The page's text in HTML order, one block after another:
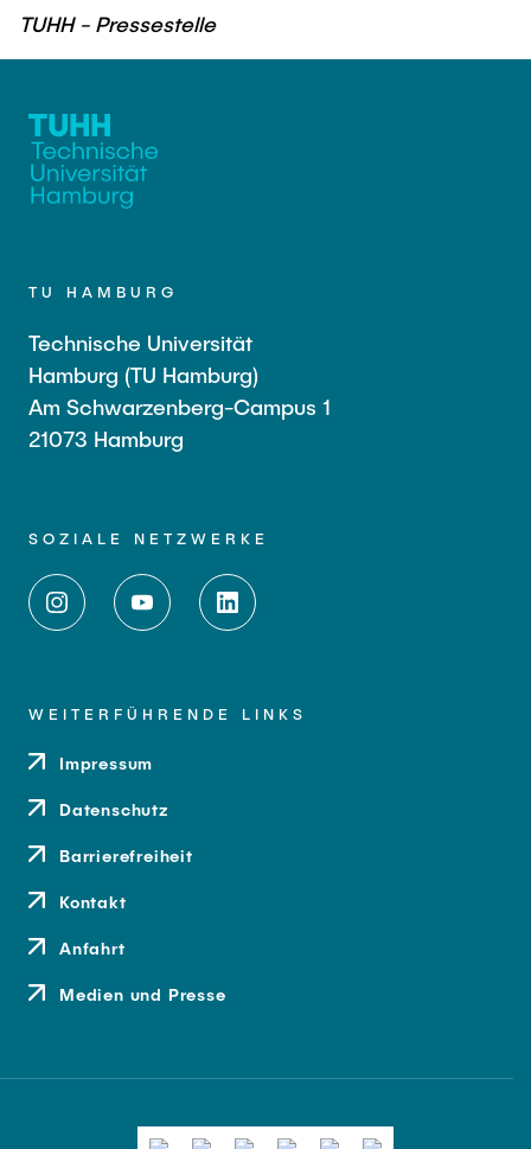
TUHH - Pressestelle
TU HAMBURG
Technische Universität
Hamburg (TU Hamburg)
Am Schwarzenberg-Campus 1
21073 Hamburg
SOZIALE NETZWERKE
WEITERFÜHRENDE LINKS
Impressum
Datenschutz
Barrierefreiheit
Kontakt
Anfahrt
Medien und Presse